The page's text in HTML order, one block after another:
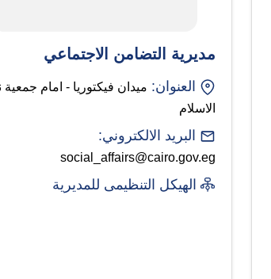
مديرية التضامن الاجتماعي
العنوان: ميدان فيكتوريا - امام جمعية
الاسلام
البريد الالكتروني:
social_affairs@cairo.gov.eg
الهيكل التنظيمى للمديرية